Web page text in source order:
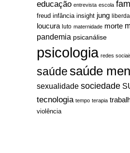
educação entrevista escola
freud infância insight jung
loucura luto maternidade morte
pandemia psicanálise
psicologia redes
saúdesaúde
sexualidade sociedade
tecnologia tempo terapia
violência